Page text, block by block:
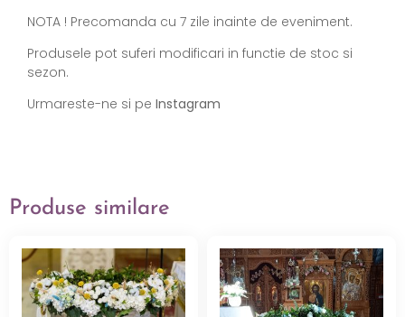
NOTA ! Precomanda cu 7 zile inainte de eveniment.
Produsele pot suferi modificari in functie de stoc si
sezon.
Urmareste-ne si pe Instagram
Produse similare